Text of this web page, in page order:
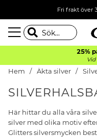
Fri frakt över
25%
Hem Äkta silver
Här hittar du alla våra
silver med olika motiv
Glitters silversmycken